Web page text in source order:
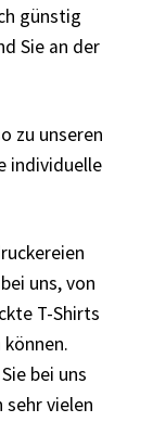
bedrucken
bedrucken
und
gestalten
– Motive
günstig
Sie an der
zu unseren
individuelle
uns, von
T-Shirts
bei uns
sehr vielen